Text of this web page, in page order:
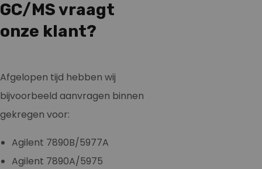
GC/MS vraagt
onze klant?
Afgelopen tijd hebben wij
bijvoorbeeld aanvragen binnen
gekregen voor:
Agilent 7890B/5977A
Agilent 7890A/5975